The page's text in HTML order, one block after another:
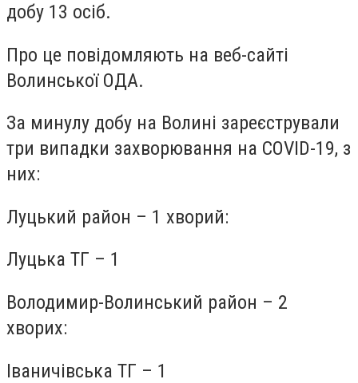
добу 13 осіб.
Про це повідомляють на веб-сайті
Волинської ОДА.
За минулу добу на Волині зареєстрували
три випадки захворювання на COVID-19, з
них:
Луцький район – 1 хворий:
Луцька ТГ – 1
Володимир-Волинський район – 2
хворих:
Іваничівська ТГ – 1